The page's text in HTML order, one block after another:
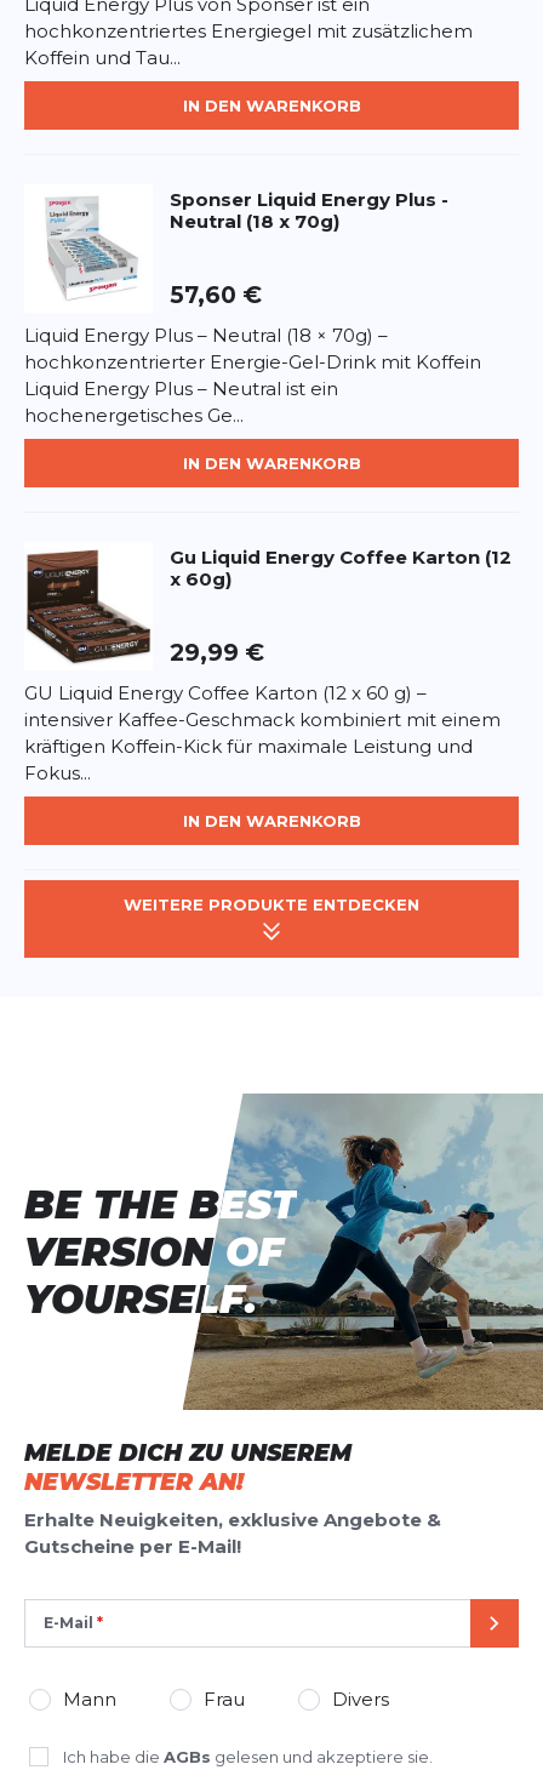
Taurin
Koffein
Inositol
Natriumchlorid
Kaliumcitrat
*Isomaltulose ist eine Glucose- und Fructosequelle.
Nährwerte pro Tube (70g):
Energie: ca. 870kJ (205kcal)
davon gesättigte Fettsäuren: 0g
Kohlenhydrate: 50g
davon Zucker: 24g
Eiweiß: 0g
Anwendung:
Während Ausdauerbelastungen ca. 1 Tube pro
Stunde einnehmen, immer mit ca. 200ml Wasser
nachspülen.
Allergenhinweise:
Glutenfrei, laktosefrei, vegan. Enthält Koffein (50mg
pro Tube). Nicht empfohlen für Kinder,
Schwangere oder koffeinempfindliche Personen.
Pflichtfelder
BEWERTUNG HINZUFÜGEN
hochkonzentriertes Energiegel mit zusätzlichem
Koffein und Tau...
IN DEN WARENKORB
Sponser Liquid Energy Plus -
Neutral (18 x 70g)
57,60 €
Liquid Energy Plus – Neutral (18 × 70g) –
hochkonzentrierter Energie-Gel-Drink mit Koffein
Liquid Energy Plus – Neutral ist ein
hochenergetisches Ge...
IN DEN WARENKORB
Gu Liquid Energy Coffee Karton (12
x 60g)
29,99 €
GU Liquid Energy Coffee Karton (12 x 60 g) –
intensiver Kaffee-Geschmack kombiniert mit einem
kräftigen Koffein-Kick für maximale Leistung und
Fokus...
IN DEN WARENKORB
WEITERE PRODUKTE ENTDECKEN
MELDE DICH ZU UNSEREM
NEWSLETTER AN!
Erhalte Neuigkeiten, exklusive Angebote &
Gutscheine per E-Mail!
E-Mail
Mann Frau Divers
Ich habe die AGBs gelesen und akzeptiere sie.
BE THE BEST
VERSION OF
YOURSELF.
BE THE BEST
VERSION OF
YOURSELF.